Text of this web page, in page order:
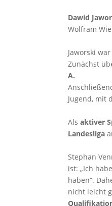
Dawid
Wolfram
Jaworski
Zunächst
A.
Jugend, mit
Alsaktiver
Landesliga
Stephan
ist: „Ich
haben“.
nicht leicht